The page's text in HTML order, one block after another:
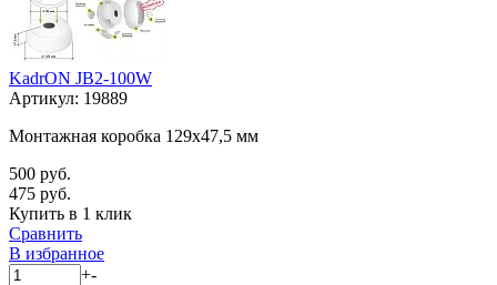
KadrON JB2-100W
Артикул: 19889
Монтажная коробка 129x47,5 мм
500 руб.
475 руб.
Купить в 1 клик
Сравнить
В избранное
+-